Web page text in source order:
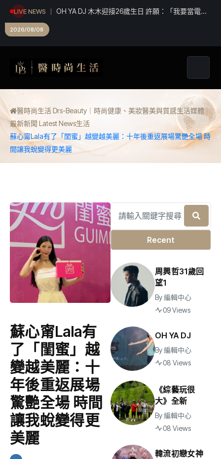
LIVE NEWS
女主角！」
《綜藝玩很大》全新企劃高潮迭起 張立東、大芭 冤
2026/08/08
醫時尚生活 Drs-Beauty｜時尚健康、美妝醫美與質感生活媒體
最新新聞 Latest News生活
蘇心甯Lala有了「閨蜜」越變越美麗：十年後重返展場驚艷全場 時
間讓我蛻變得更美麗
蘇心甯Lala有
了「閨蜜」越
變越美麗：十
年後重返展場
驚艷全場 時間
讓我蛻變得更
美麗
Recent
周興哲31歲回
望1
By編輯中心
09 Views
OH YA DJ
By編輯中心
08 Views
《綜藝玩很
大》全新
By編輯中心
08 Views
韓流初戀女神